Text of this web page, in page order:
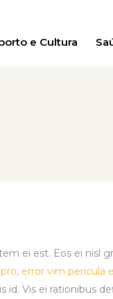
e Cultura
ei est. Eos ei nisl
error vim pericula
id. Vis ei rationibus